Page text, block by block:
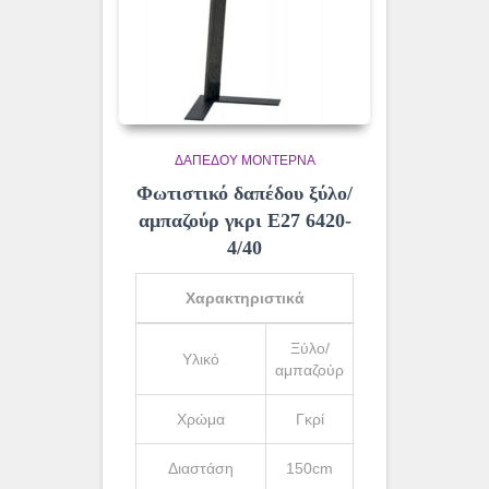
ΔΑΠΈΔΟΥ ΜΟΝΤΈΡΝΑ
Φωτιστικό δαπέδου ξύλο/
αμπαζούρ γκρι Ε27 6420-
4/40
Χαρακτηριστικά
Υλικό
Ξύλο/
αμπαζούρ
Χρώμα Γκρί
Διαστάση 150cm